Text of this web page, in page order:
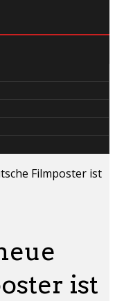
Filmposter ist
ist